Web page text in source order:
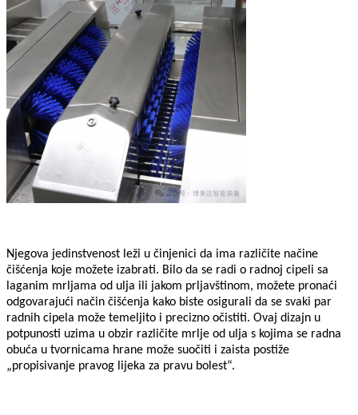
Njegova jedinstvenost leži u činjenici da ima različite načine
čišćenja koje možete izabrati. Bilo da se radi o radnoj cipeli sa
laganim mrljama od ulja ili jakom prljavštinom, možete pronaći
odgovarajući način čišćenja kako biste osigurali da se svaki par
radnih cipela može temeljito i precizno očistiti. Ovaj dizajn u
potpunosti uzima u obzir različite mrlje od ulja s kojima se radna
obuća u tvornicama hrane može suočiti i zaista postiže
„propisivanje pravog lijeka za pravu bolest“.